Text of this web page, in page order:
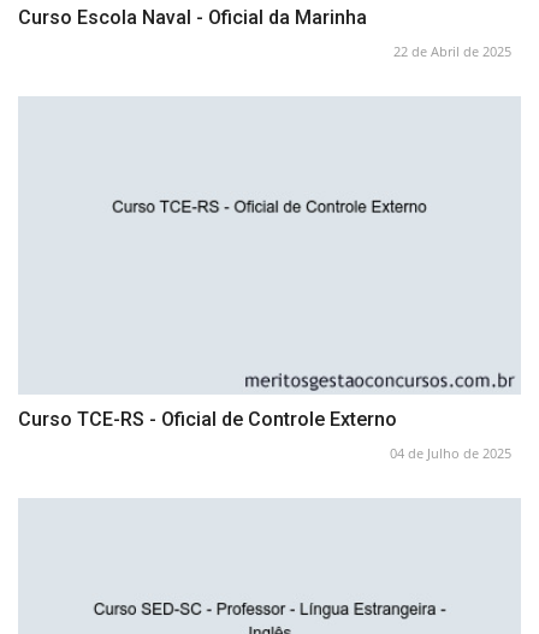
Curso Escola Naval - Oficial da Marinha
22 de Abril de 2025
Curso TCE-RS - Oficial de Controle Externo
04 de Julho de 2025